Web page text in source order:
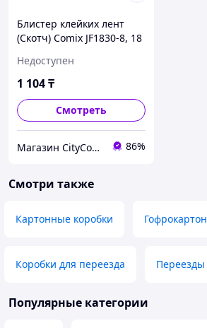
Блистер клейких лент
(Скотч) Comix JF1830-8, 18
Недоступен
1 104₸
Смотреть
Магазин CityCom.kz +7-727-250-1209 86%
Смотри также
Картонные коробки Гофрокартон
Коробки для переезда Переезды
Популярные категории